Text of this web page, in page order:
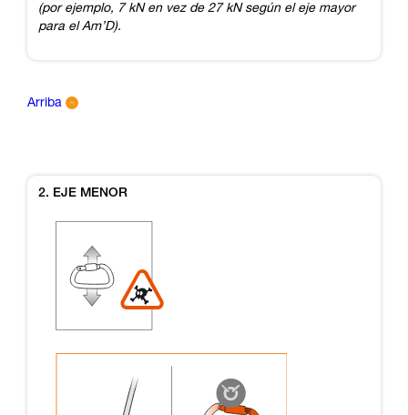
(por ejemplo, 7 kN en vez de 27 kN según el eje mayor
para el Am’D).
Arriba
2. EJE MENOR